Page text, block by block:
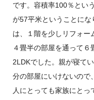
です。容積率100％とい
が57平米ということに
は、１階を少しリフォー
４畳半の部屋を通って６
2LDKでした。親が寝て
分の部屋にいけないので
人にとっても家族にと